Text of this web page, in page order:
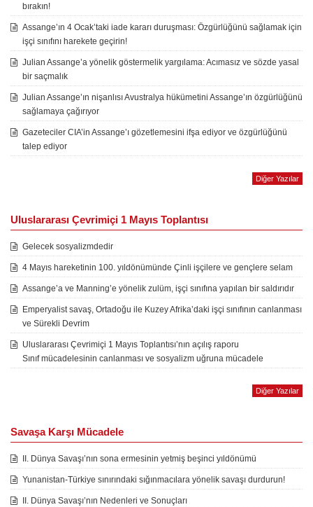
bırakın!
Assange’ın 4 Ocak’taki iade kararı duruşması: Özgürlüğünü sağlamak için
işçi sınıfını harekete geçirin!
Julian Assange’a yönelik göstermelik yargılama: Acımasız ve sözde yasal
bir saçmalık
Julian Assange’ın nişanlısı Avustralya hükümetini Assange’ın özgürlüğünü
sağlamaya çağırıyor
Gazeteciler CIA’in Assange’ı gözetlemesini ifşa ediyor ve özgürlüğünü
talep ediyor
Diğer Yazılar
Uluslararası Çevrimiçi 1 Mayıs Toplantısı
Gelecek sosyalizmdedir
4 Mayıs hareketinin 100. yıldönümünde Çinli işçilere ve gençlere selam
Assange’a ve Manning’e yönelik zulüm, işçi sınıfına yapılan bir saldırıdır
Emperyalist savaş, Ortadoğu ile Kuzey Afrika’daki işçi sınıfının canlanması
ve Sürekli Devrim
Uluslararası Çevrimiçi 1 Mayıs Toplantısı’nın açılış raporu
Sınıf mücadelesinin canlanması ve sosyalizm uğruna mücadele
Diğer Yazılar
Savaşa Karşı Mücadele
II. Dünya Savaşı’nın sona ermesinin yetmiş beşinci yıldönümü
Yunanistan-Türkiye sınırındaki sığınmacılara yönelik savaşı durdurun!
II. Dünya Savaşı’nın Nedenleri ve Sonuçları